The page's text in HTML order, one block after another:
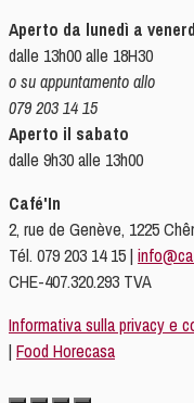
Aperto da lunedì a
dalle 13h00 alle 18H30
o su appuntamento allo
079 203 14 15
Aperto il sabato
dalle 9h30 alle 13h00
Café'In
2, rue de Genève, 1225
Tél. 079 203 14 15 |
CHE-407.320.293 TVA
Informativa sulla privacy e
| Food Horecasa